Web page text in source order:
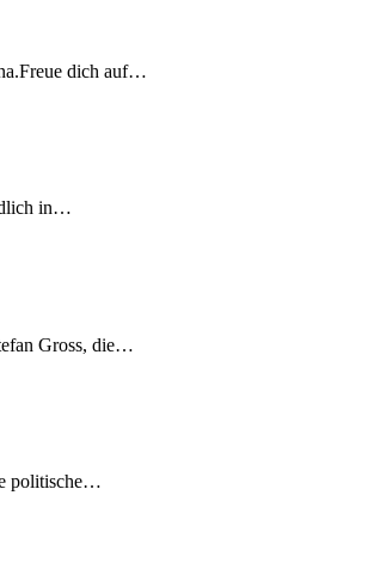
dich auf…
in…
Gross, die…
politische…